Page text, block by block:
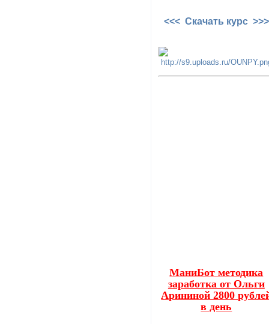
<<< Скачать курс >>>
МаниБот методика
заработка от Ольги
Арининой 2800
в день